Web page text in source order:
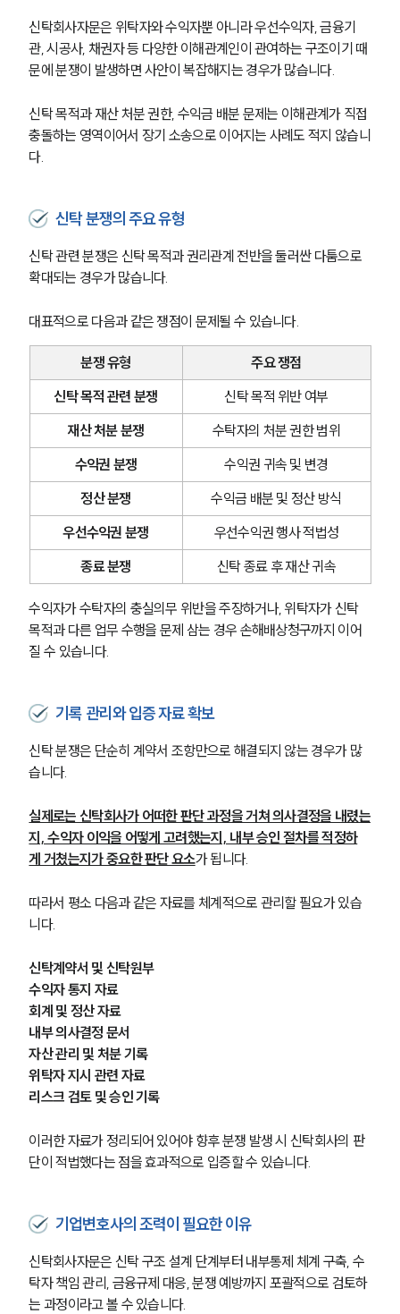
법률정보
법률지식인
고객후기
NEWS
법률서식
뉴스레터/브로슈어
세미나
대륜법률상담예약
대륜법률상담예약
신탁회사자문은 위탁자와 수익자뿐 아니라 우선수익자, 금융기
관, 시공사, 채권자 등 다양한 이해관계인이 관여하는 구조이기 때
문에 분쟁이 발생하면 사안이 복잡해지는 경우가 많습니다.
신탁 목적과 재산 처분 권한, 수익금 배분 문제는 이해관계가 직접
충돌하는 영역이어서 장기 소송으로 이어지는 사례도 적지 않습니
다.
신탁 분쟁의 주요 유형
신탁 관련 분쟁은 신탁 목적과 권리관계 전반을 둘러싼 다툼으로
확대되는 경우가 많습니다.
대표적으로 다음과 같은 쟁점이 문제될 수 있습니다.
분쟁 유형
주요 쟁점
신탁 목적 관련 분쟁
신탁 목적 위반 여부
재산 처분 분쟁
수탁자의 처분 권한 범위
수익권 분쟁
수익권 귀속 및 변경
정산 분쟁
수익금 배분 및 정산 방식
우선수익권 분쟁
우선수익권 행사 적법성
종료 분쟁
신탁 종료 후 재산 귀속
수익자가 수탁자의 충실의무 위반을 주장하거나, 위탁자가 신탁
목적과 다른 업무 수행을 문제 삼는 경우 손해배상청구까지 이어
질 수 있습니다.
기록 관리와 입증 자료 확보
신탁 분쟁은 단순히 계약서 조항만으로 해결되지 않는 경우가 많
습니다.
실제로는 신탁회사가 어떠한 판단 과정을 거쳐 의사결정을 내렸는
지, 수익자 이익을 어떻게 고려했는지, 내부 승인 절차를 적정하
게 거쳤는지가 중요한 판단 요소가 됩니다.
따라서 평소 다음과 같은 자료를 체계적으로 관리할 필요가 있습
니다.
신탁계약서 및 신탁원부
수익자 통지 자료
회계 및 정산 자료
내부 의사결정 문서
자산 관리 및 처분 기록
위탁자 지시 관련 자료
리스크 검토 및 승인 기록
이러한 자료가 정리되어 있어야 향후 분쟁 발생 시 신탁회사의 판
단이 적법했다는 점을 효과적으로 입증할 수 있습니다.
기업변호사의 조력이 필요한 이유
신탁회사자문은 신탁 구조 설계 단계부터 내부통제 체계 구축, 수
탁자 책임 관리, 금융규제 대응, 분쟁 예방까지 포괄적으로 검토하
는 과정이라고 볼 수 있습니다.